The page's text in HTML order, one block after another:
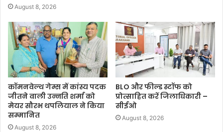
August 8, 2026
कॉमनवेल्थ गेम्स में कांस्य पदक
जीतने वाली उन्नति शर्मा को
मेयर सौरभ थपलियाल ने किया
सम्मानित
August 8, 2026
BLO और फील्ड स्टॉफ को
प्रोत्साहित करें जिलाधिकारी –
सीईओ
August 8, 2026